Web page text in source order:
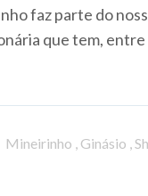
faz parte do
que tem, entre
Mineirinho Ginásio